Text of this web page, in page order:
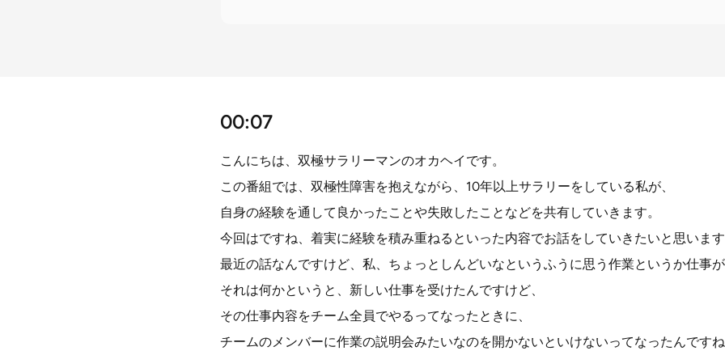
00:07
こんにちは、双極サラリーマンのオカヘイです。
この番組では、双極性障害を抱えながら、10年以上サラリーをしている私が、
自身の経験を通して良かったことや失敗したことなどを共有していきます。
今回はですね、着実に経験を積み重ねるといった内容でお話をしていきたいと思います
最近の話なんですけど、私、ちょっとしんどいなというふうに思う作業というか仕事が
それは何かというと、新しい仕事を受けたんですけど、
その仕事内容をチーム全員でやるってなったときに、
チームのメンバーに作業の説明会みたいなのを開かないといけないってなったんですね